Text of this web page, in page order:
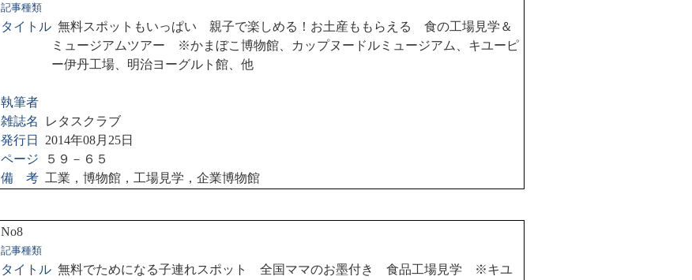
記事種類
タイトル 無料スポットもいっぱい 親子で楽しめる！お土産ももらえる 食の工場見学＆
ミュージアムツアー ※かまぼこ博物館、カップヌードルミュージアム、キユーピ
ー伊丹工場、明治ヨーグルト館、他
執筆者
雑誌名
レタスクラブ
発行日
2014年08月 25日
ページ
５９－６５
備 考 工業，博物館，工場見学，企業博物館
No8
記事種類
タイトル 無料でためになる子連れスポット 全国ママのお墨付き 食品工場見学 ※キユ